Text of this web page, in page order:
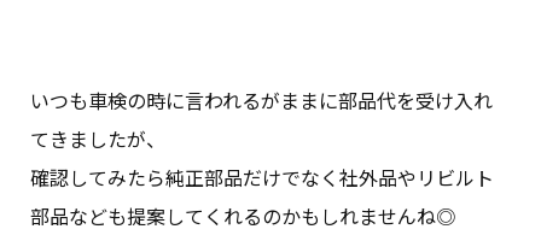
いつも車検の時に言われるがままに部品代を受け入れ
てきましたが、
確認してみたら純正部品だけでなく社外品やリビルト
部品なども提案してくれるのかもしれませんね◎